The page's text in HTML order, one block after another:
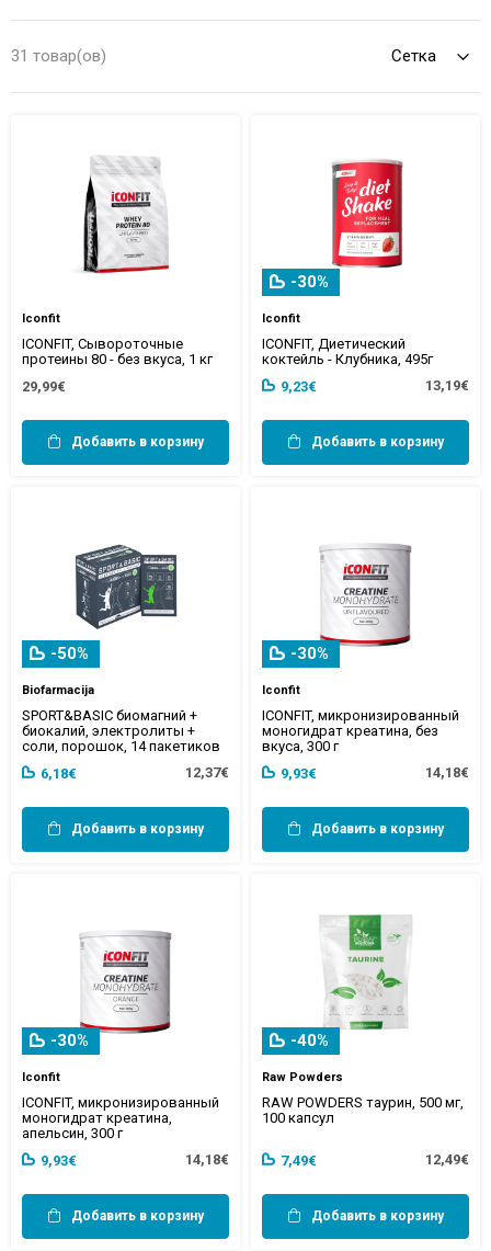
būt noderīgi un palīdzēt sasniegt individuālos mērķus gan
Sabalansēts uzturs sportistiem kopā ar pareizi izvēlētiem uztura
bagātinātājiem – tā ir atslēga uz labākiem sportiskajiem
31 товар(ов)
Iconfit
ICONFIT, Сывороточные
протеины 80 - без вкуса, 1 кг
29,99€
Добавить в корзину
-30%
Iconfit
ICONFIT, Диетический
коктейль - Клубника, 495г
9,23€
13,19€
Добавить в корзину
-50%
Biofarmacija
SPORT&BASIC биомагний +
биокалий, электролиты +
соли, порошок, 14 пакетиков
6,18€
12,37€
Добавить в корзину
-30%
Iconfit
ICONFIT, микронизированный
моногидрат креатина, без
вкуса, 300 г
9,93€
14,18€
Добавить в корзину
-30%
Iconfit
ICONFIT, микронизированный
моногидрат креатина,
апельсин, 300 г
9,93€
14,18€
Добавить в корзину
-40%
Raw Powders
RAW POWDERS таурин, 500 мг,
100 капсул
7,49€ 12,49€
Добавить в корзину